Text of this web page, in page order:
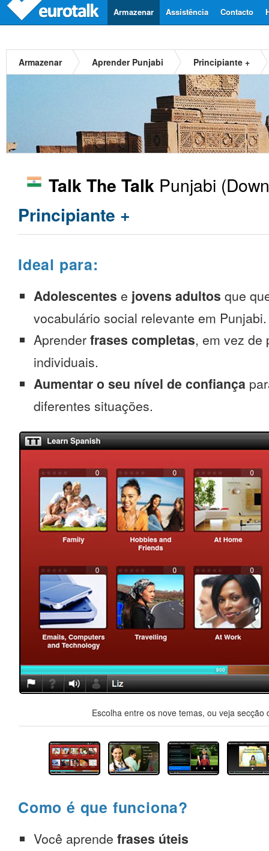
Contacto
Assistência
Armazenar
Armazenar Aprender Punjabi Principiante +
Talk The Talk Punjabi
Principiante +
Ideal para:
Adolescentes e jovens adultos que
vocabulário social relevante em Punjabi.
Aprender frases completas, em vez de
individuais.
Aumentar o seu nível de confiança
diferentes situações.
Escolha entre os nove temas, ou veja secção
Como é que funciona?
Você aprende frases úteis